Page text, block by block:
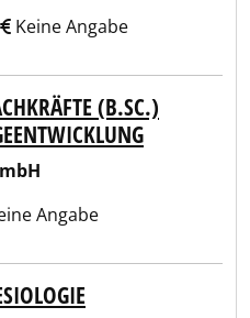
Keine Angabe
(B.SC.)
Angabe